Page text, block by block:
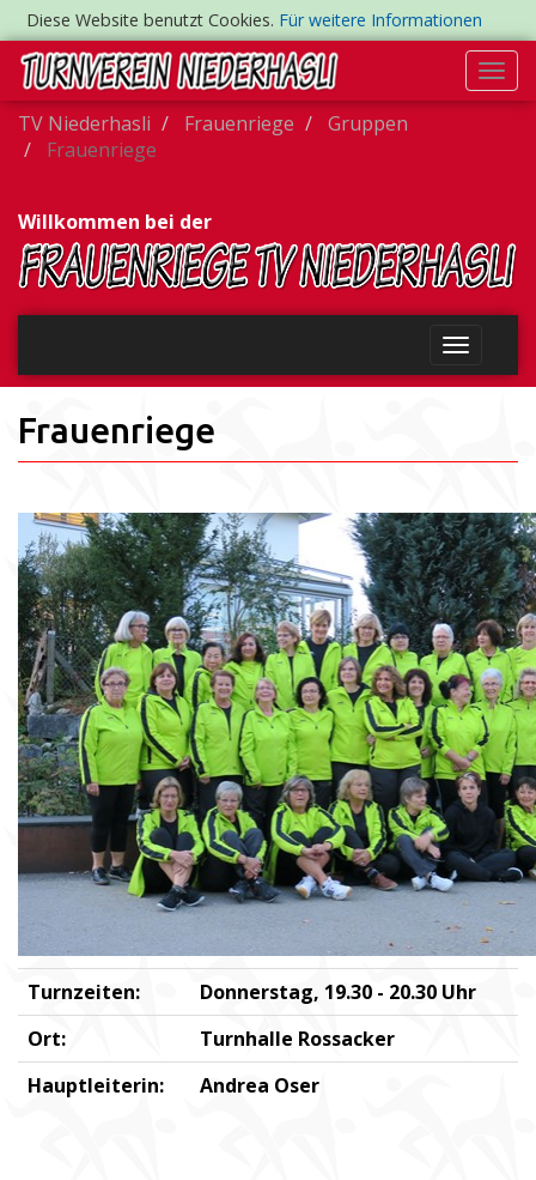
Diese Website benutzt Cookies. Für weitere Informationen
TV Niederhasli
Frauenriege
Gruppen
Frauenriege
Willkommen bei der
Frauenriege
Turnzeiten:
Donnerstag, 19.30 - 20.30 Uhr
Ort:
Turnhalle Rossacker
Hauptleiterin:
Andrea Oser